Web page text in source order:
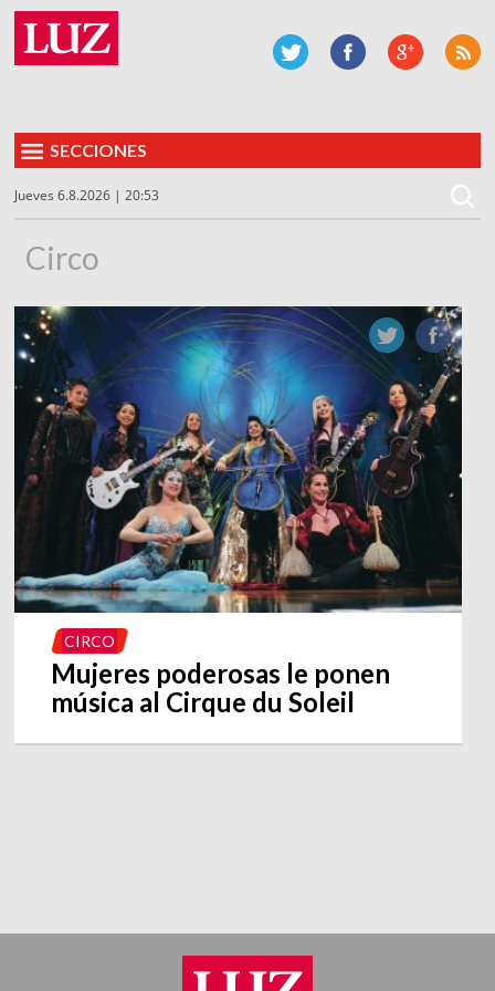
SECCIONES
Jueves 6.8.2026 | 20:53
Circo
CIRCO
Mujeres poderosas le ponen
música al Cirque du Soleil